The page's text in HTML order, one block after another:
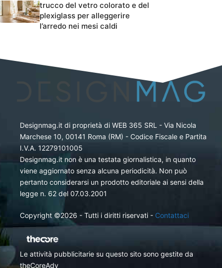
trucco del vetro colorato e del
plexiglass per alleggerire
l’arredo nei mesi caldi
Designmag.it di proprietà di WEB 365 SRL - Via Nicola
Marchese 10, 00141 Roma (RM) - Codice Fiscale e Partita
I.V.A. 12279101005
Designmag.it non è una testata giornalistica, in quanto
viene aggiornato senza alcuna periodicità. Non può
pertanto considerarsi un prodotto editoriale ai sensi della
legge n. 62 del 07.03.2001
Copyright ©2026 - Tutti i diritti riservati - Contattaci
Le attività pubblicitarie su questo sito sono gestite da
theCoreAdv